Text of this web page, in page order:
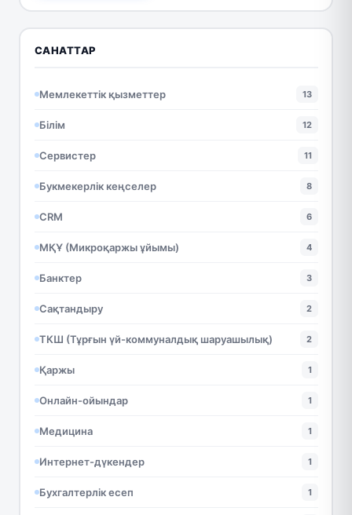
САНАТТАР
Мемлекеттік қызметтер 13
Білім 12
Сервистер 11
Букмекерлік кеңселер 8
CRM 6
МҚҰ (Микроқаржы ұйымы) 4
Банктер 3
Сақтандыру 2
ТКШ (Тұрғын үй-коммуналдық шаруашылық) 2
Қаржы 1
Онлайн-ойындар 1
Медицина 1
Интернет-дүкендер 1
Бухгалтерлік есеп 1